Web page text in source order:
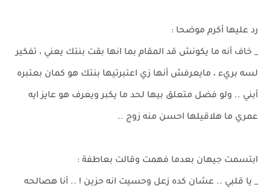
رد عليها أكرم موضحا :
_ خاف أنه ما يكونش قد المقام بما انها بقت بنتك يعني ، تفكير
لسه بريء ، مايعرفش أنها زي اعتبرتيها بنتك هو كمان بعتبره
أبني .. ولو فضل متعلق بيها لحد ما يكبر ويعرف هو عايز ايه
عمري ما هلاقيلها احسن منه زوج ..
ابتسمت جيهان بعدما فهمت وقالت بعاطفة :
_ يا قلبي .. عشان كده زعل وحسيت انه حزين ! .. أنا هصالحه